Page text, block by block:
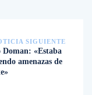
SIGUIENTE
Doman: «Estaba
amenazas de